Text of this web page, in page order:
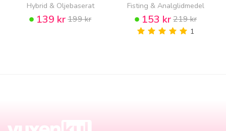
Hybrid & Oljebaserat
139 kr199 kr
Fisting & Analglidmedel
153 kr219 kr
1